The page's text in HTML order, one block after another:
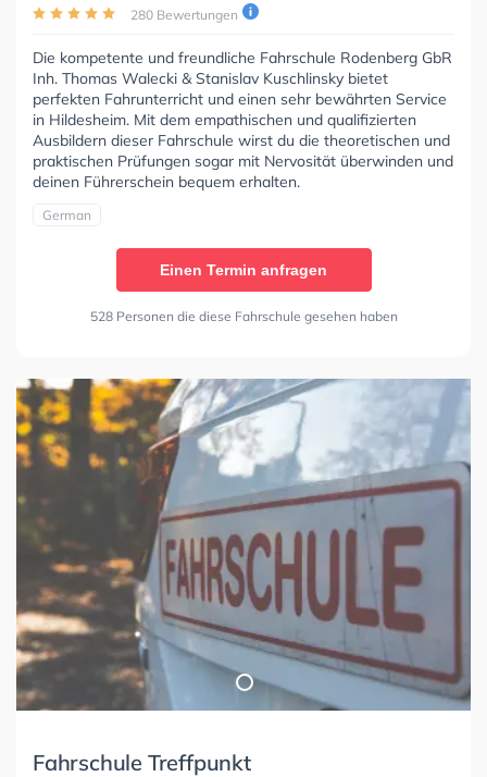
280 Bewertungen
Die kompetente und freundliche Fahrschule Rodenberg GbR
Inh. Thomas Walecki & Stanislav Kuschlinsky bietet
perfekten Fahrunterricht und einen sehr bewährten Service
in Hildesheim. Mit dem empathischen und qualifizierten
Ausbildern dieser Fahrschule wirst du die theoretischen und
praktischen Prüfungen sogar mit Nervosität überwinden und
deinen Führerschein bequem erhalten.
German
Einen Termin anfragen
528 Personen die diese Fahrschule gesehen haben
Fahrschule Treffpunkt